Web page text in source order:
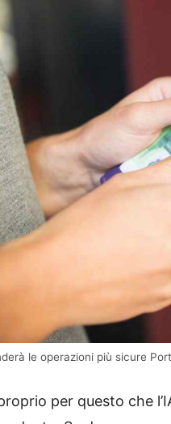
le operazioni più sicure
per questo che